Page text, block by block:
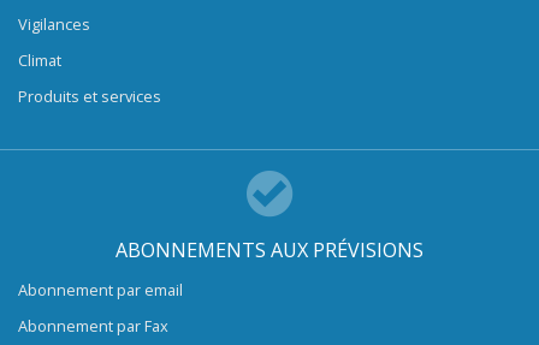
Vigilances
Climat
Produits et services
ABONNEMENTS AUX PRÉVISIONS
Abonnement par email
Abonnement par Fax